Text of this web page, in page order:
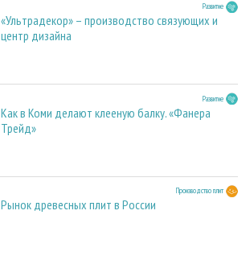
Развитие
«Ультрадекор» – производство связующих и
центр дизайна
Развитие
Как в Коми делают клееную балку. «Фанера
Трейд»
Производство плит
Рынок древесных плит в России